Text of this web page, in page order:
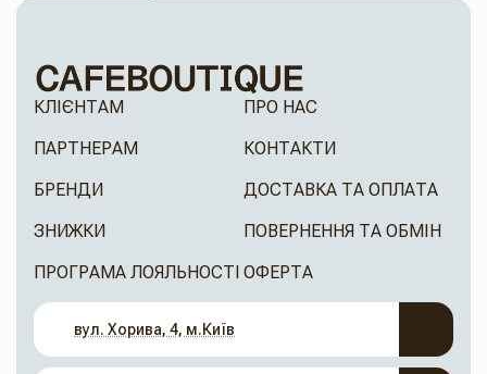
КЛІЄНТАМ
ПАРТНЕРАМ
БРЕНДИ
ЗНИЖКИ
ПРОГРАМА ЛОЯЛЬНОСТІ
ПРО НАС
КОНТАКТИ
ДОСТАВКА ТА ОПЛАТА
ПОВЕРНЕННЯ ТА ОБМІН
ОФЕРТА
вул. Хорива, 4, м.Київ